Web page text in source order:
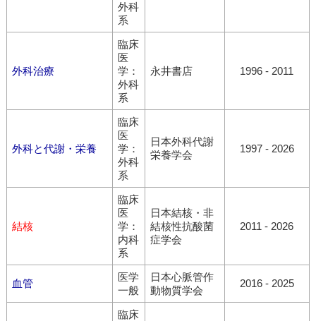
外科
系
外科治療
臨床
医
学：
外科
系
永井書店 1996 - 2011
外科と代謝・栄養
臨床
医
学：
外科
系
日本外科代謝
栄養学会
1997 - 2026
結核
臨床
医
学：
内科
系
日本結核・非
結核性抗酸菌
症学会
2011 - 2026
血管
医学
一般
日本心脈管作
動物質学会
2016 - 2025
臨床